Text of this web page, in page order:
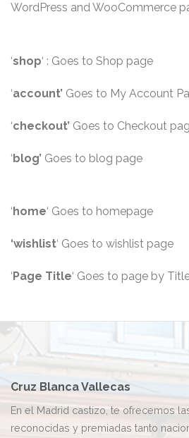
WordPress and WooCommerce
‘shop‘ : Goes to Shop page
‘account’ Goes to My Account
‘checkout’ Goes to Checkout
‘blog’ Goes to blog page
‘ home‘ Goes to homepage
‘wishlist‘ Goes to wishlist page
‘Page Title‘ Goes to page by
Cruz Blanca Vallecas
En el Madrid castizo, te ofrecemos
reconocidas y premiadas tanto